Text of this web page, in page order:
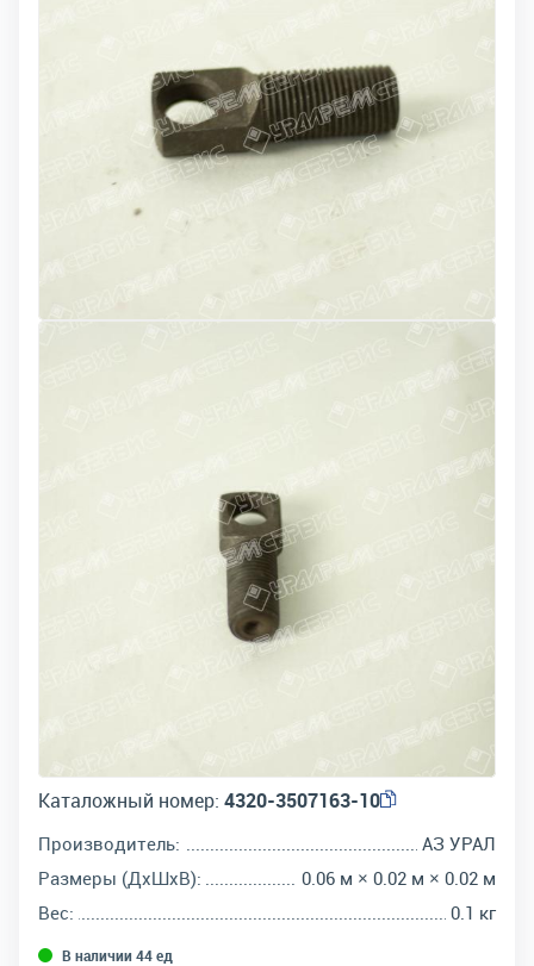
Каталожный номер: 4320-3507163-10
Производитель:
АЗ УРАЛ
Размеры (ДхШхВ):
0.06 м × 0.02 м × 0.02 м
Вес:
0.1 кг
В наличии 44 ед